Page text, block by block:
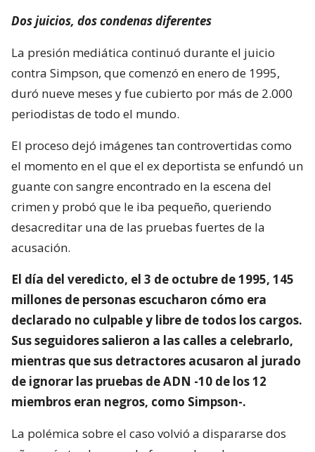
Dos juicios, dos condenas diferentes
La presión mediática continuó durante el juicio
contra Simpson, que comenzó en enero de 1995,
duró nueve meses y fue cubierto por más de 2.000
periodistas de todo el mundo.
El proceso dejó imágenes tan controvertidas como
el momento en el que el ex deportista se enfundó un
guante con sangre encontrado en la escena del
crimen y probó que le iba pequeño, queriendo
desacreditar una de las pruebas fuertes de la
acusación.
El día del veredicto, el 3 de octubre de 1995, 145
millones de personas escucharon cómo era
declarado no culpable y libre de todos los cargos.
Sus seguidores salieron a las calles a celebrarlo,
mientras que sus detractores acusaron al jurado
de ignorar las pruebas de ADN -10 de los 12
miembros eran negros, como Simpson-.
La polémica sobre el caso volvió a dispararse dos